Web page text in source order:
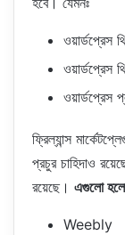
ওয়ার্ডপ্রেস
ওয়ার্ডপ্রেস
ওয়ার্ডপ্রেস
ফ্রিল্যান্স
প্রচুর চাহিদাও
রয়েছে। এগুলো
Weebly